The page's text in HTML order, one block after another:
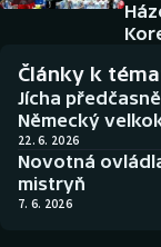
Americký fotbal
Atletika
Baseball a
Basketbal
NEPŘEHLÉDNĚTE
Soutěže
Historické
Aplikace ČT
Články k
Jícha
Německý
22. 6. 2026
Novotná
mistryň
7. 6. 2026